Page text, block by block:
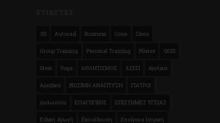
ΕΤΙΚΈΤΕΣ
3D Autocad Business Ccna Cisco
Group Training Personal Training Pilates QGIS
Stem Yoga ΑΘΛΗΤΙΣΜΟΣ ΑΣΕΠ Αγγλικά
Αραβικά ΒΙΩΣΙΜΗ ΑΝΑΠΤΥΞΗ ΓΙΑΤΡΟΙ
Διγλωσσία ΕΠΑΓΩΓΙΚΟΣ ΕΠΙΣΤΗΜΕΣ ΥΓΕΙΑΣ
Ειδική Αγωγή Εκπαίδευση Επείγουα Ιατρική